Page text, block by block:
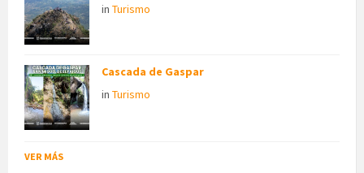
in Turismo
Cascada de Gaspar
in Turismo
VER MÁS